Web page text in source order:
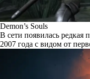
Demon’s Souls
В сети появилась редкая
2007 года с видом от